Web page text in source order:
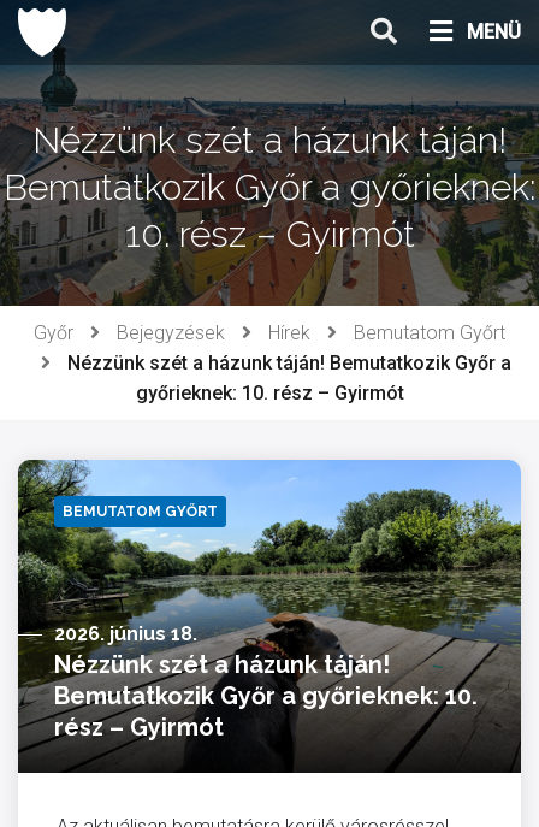
Ugrás
tartalomhoz
MENÜ
Nézzünk szét a házunk táján!
Bemutatkozik Győr a győrieknek:
10. rész – Gyirmót
Győr Bejegyzések Hírek
Bemutatom Győrt
Nézzünk szét a házunk táján! Bemutatkozik Győr a
győrieknek: 10. rész – Gyirmót
BEMUTATOM GYŐRT
2026. június 18.
Nézzünk szét a házunk táján!
Bemutatkozik Győr a győrieknek: 10.
rész – Gyirmót